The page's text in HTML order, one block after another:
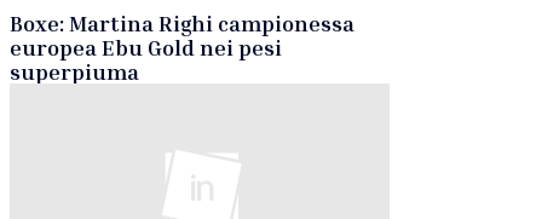
Boxe: Martina Righi campionessa
europea Ebu Gold nei pesi
superpiuma